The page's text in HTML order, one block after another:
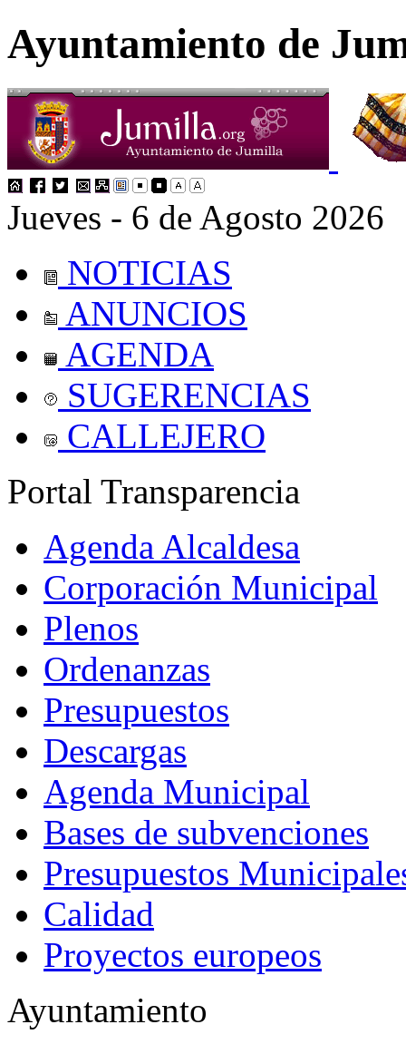
Ayuntamiento de
Jueves - 6 de Agosto 2026
NOTICIAS
ANUNCIOS
AGENDA
SUGERENCIAS
CALLEJERO
Portal Transparencia
Agenda Alcaldesa
Corporación Municipal
Plenos
Ordenanzas
Presupuestos
Descargas
Agenda Municipal
Bases de subvenciones
Presupuestos
Calidad
Proyectos europeos
Ayuntamiento